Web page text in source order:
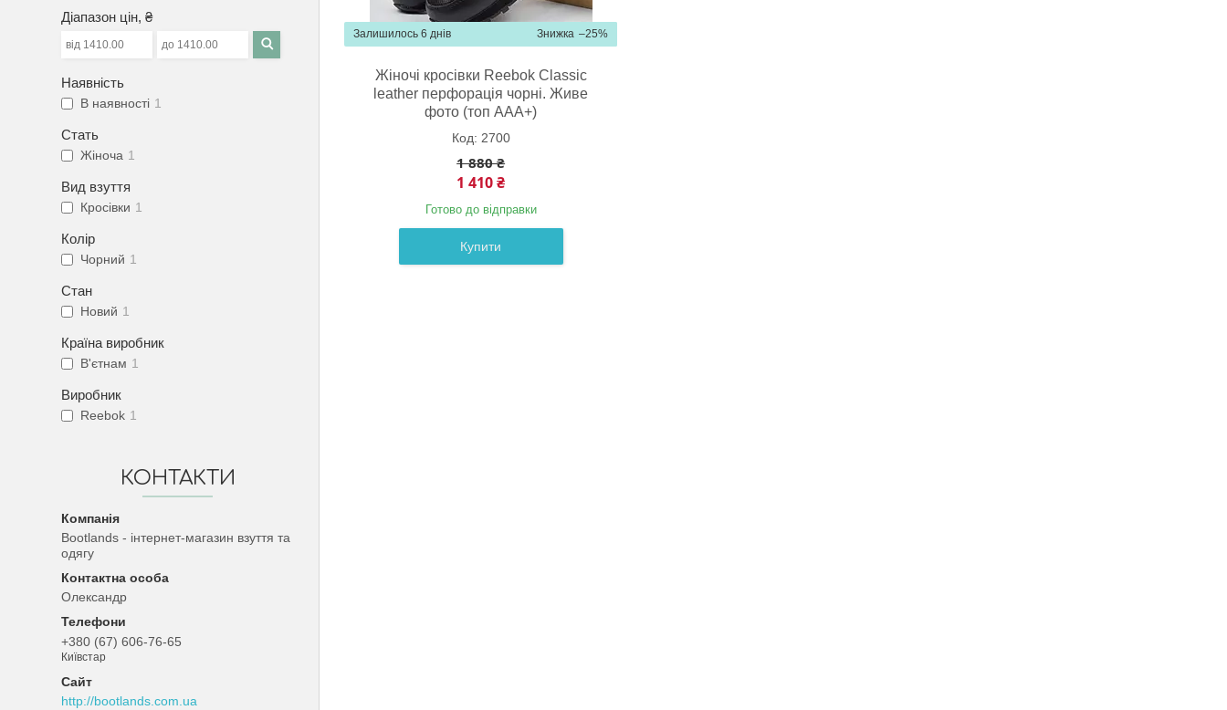
Діапазон цін, ₴
Наявність
В наявності 1
Стать
Жіноча 1
Вид взуття
Кросівки 1
Колір
Чорний 1
Стан
Новий 1
Країна виробник
В'єтнам 1
Виробник
Reebok 1
КОНТАКТИ
Bootlands - інтернет-магазин взуття та
одягу
Олександр
+380 (67) 606-76-65
Київстар
http://bootlands.com.ua
–25%
Залишилось 6 днів
Жіночі кросівки Reebok Classic
leather перфорація чорні. Живе
фото (топ ААА+)
2700
1 880 ₴
1 410 ₴
Готово до відправки
Купити